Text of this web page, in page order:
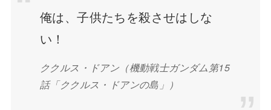
俺は、子供たちを殺させはしな
い！
ククルス・ドアン（機動戦士ガンダム第15
話「ククルス・ドアンの島」）